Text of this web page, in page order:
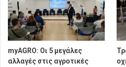
myAGRO: Οι 5 μεγάλες
αλλαγές στις αγροτικές